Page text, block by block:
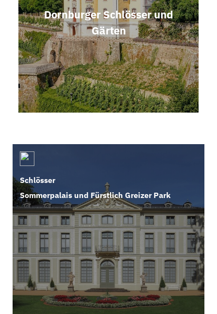
Dornburger Schlösser und
Gärten
Schlösser
Sommerpalais und Fürstlich Greizer Park